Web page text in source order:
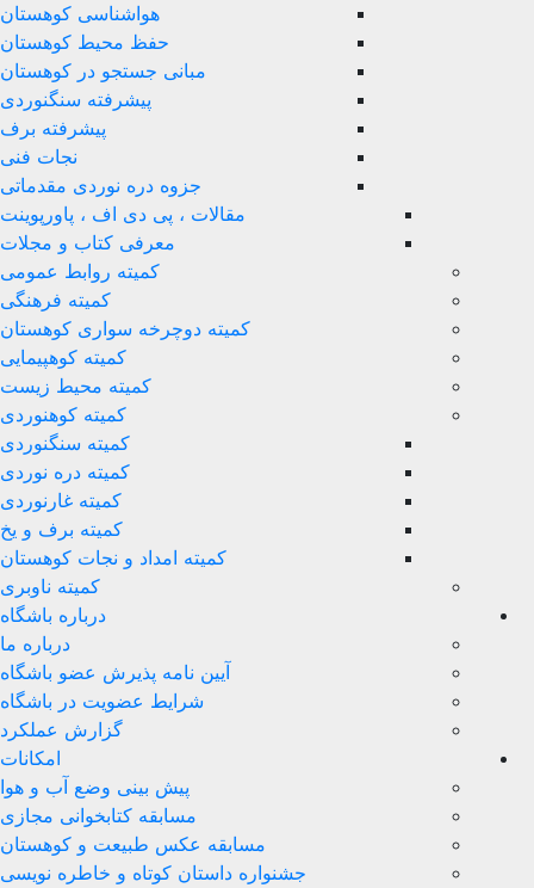
هواشناسی کوهستان
حفظ محیط کوهستان
مبانی جستجو در کوهستان
پیشرفته سنگنوردی
پیشرفته برف
نجات فنی
جزوه دره نوردی مقدماتی
مقالات ، پی دی اف ، پاورپوینت
معرفی کتاب و مجلات
کمیته روابط عمومی
کمیته فرهنگی
کمیته دوچرخه سواری کوهستان
کمیته کوهپیمایی
کمیته محیط زیست
کمیته کوهنوردی
کمیته سنگنوردی
کمیته دره نوردی
کمیته غارنوردی
کمیته برف و یخ
کمیته امداد و نجات کوهستان
کمیته ناوبری
درباره باشگاه
درباره ما
آیین نامه پذیرش عضو باشگاه
شرایط عضویت در باشگاه
گزارش عملکرد
پیش بینی وضع آب و هوا
مسابقه کتابخوانی مجازی
مسابقه عکس طبیعت و کوهستان
جشنواره داستان کوتاه و خاطره نویسی